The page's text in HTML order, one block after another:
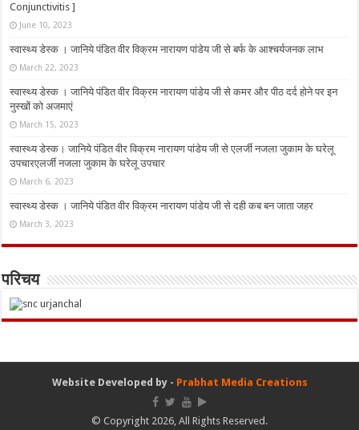
Conjunctivitis ]
June 10, 2023
स्वास्थ्य डेस्क । जानिये पंडित वीर विक्रम नारायण पांडेय जी से बर्फ के आश्चर्यजनक लाभ
March 22, 2023
स्वास्थ्य डेस्क । जानिये पंडित वीर विक्रम नारायण पांडेय जी से कमर और पीठ दर्द होने पर इन
नुस्‍खों को अजमाएं
March 15, 2023
स्वास्थ्य डेस्क। जानिये पंडित वीर विक्रम नारायण पांडेय जी से एलर्जी नजला जुकाम के घरेलू
उपचारएलर्जी नजला जुकाम के घरेलू उपचार
March 6, 2023
स्वास्थ्य डेस्क । जानिये पंडित वीर विक्रम नारायण पांडेय जी से दही कब बन जाता जहर
March 3, 2023
परिचय
Website Developed by - Prabhat Media Creations
© Copyright 2026, All Rights Reserved.